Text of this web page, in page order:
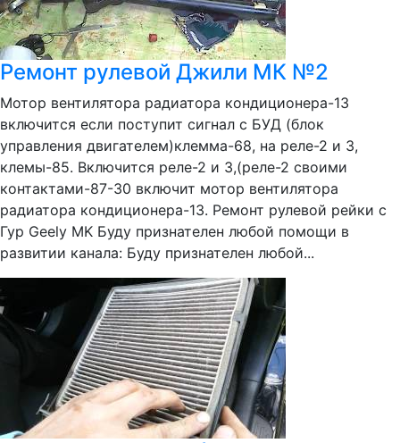
Ремонт рулевой Джили МК №2
Мотор вентилятора радиатора кондиционера-13
включится если поступит сигнал с БУД (блок
управления двигателем)клемма-68, на реле-2 и 3,
клемы-85. Включится реле-2 и 3,(реле-2 своими
контактами-87-30 включит мотор вентилятора
радиатора кондиционера-13. Ремонт рулевой рейки с
Гур Geely MK Буду признателен любой помощи в
развитии канала: Буду признателен любой...